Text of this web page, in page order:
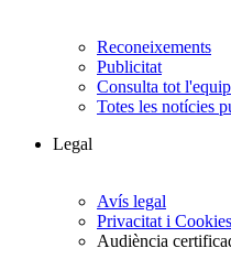
Reconeixements
Publicitat
Consulta tot l'equip
Totes les notícies
Legal
Avís legal
Privacitat i Cookies
Audiència